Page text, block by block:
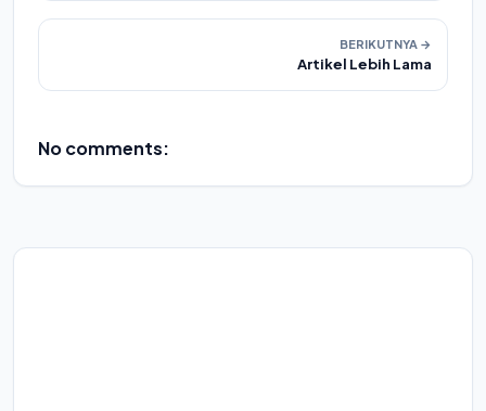
BERIKUTNYA →
Artikel Lebih Lama
No comments: